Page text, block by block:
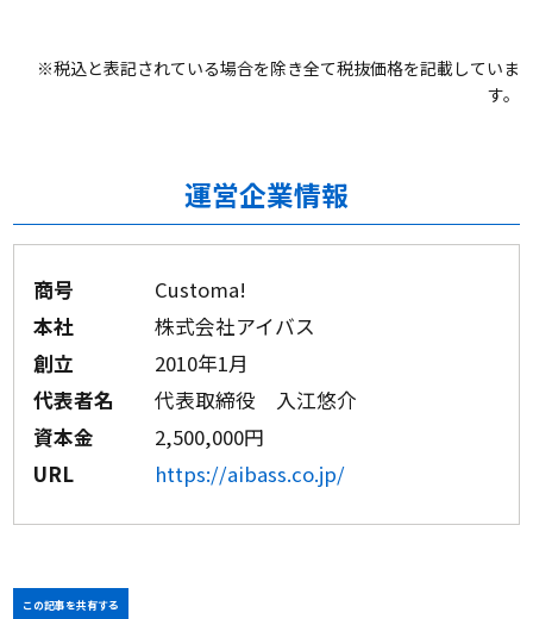
※税込と表記されている場合を除き全て税抜価格を記載していま
す。
運営企業情報
商号
Customa!
本社
株式会社アイバス
創立
2010年1月
代表者名
代表取締役 入江悠介
資本金
2,500,000円
URL
https://aibass.co.jp/
この記事を共有する